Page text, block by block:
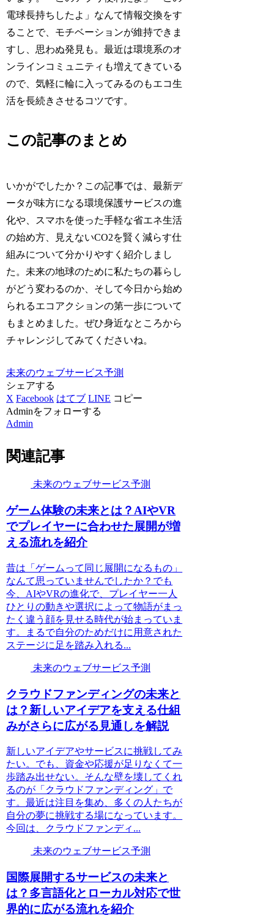
電球長持ちしたよ」なんて情報交換をす
ることで、モチベーションが維持できま
すし、思わぬ発見も。最近は環境系のオ
ンラインコミュニティも増えてきている
ので、気軽に輪に入ってみるのもエコ生
活を長続きさせるコツです。
この記事のまとめ
いかがでしたか？この記事では、最新デ
ータが味方になる環境保護サービスの進
化や、スマホを使った手軽な省エネ生活
の始め方、見えないCO2を賢く減らす仕
組みについて分かりやすく紹介しまし
た。未来の地球のために私たちの暮らし
がどう変わるのか、そして今日から始め
られるエコアクションの第一歩について
もまとめました。ぜひ身近なところから
チャレンジしてみてくださいね。
未来のウェブサービス予測
シェアする
X Facebook はてブ LINE コピー
Adminをフォローする
Admin
関連記事
未来のウェブサービス予測
ゲーム体験の未来とは？AIやVR
でプレイヤーに合わせた展開が増
える流れを紹介
昔は「ゲームって同じ展開になるもの」
なんて思っていませんでしたか？でも
今、AIやVRの進化で、プレイヤー一人
ひとりの動きや選択によって物語がまっ
たく違う顔を見せる時代が始まっていま
す。まるで自分のためだけに用意された
ステージに足を踏み入れる...
未来のウェブサービス予測
クラウドファンディングの未来と
は？新しいアイデアを支える仕組
みがさらに広がる見通しを解説
新しいアイデアやサービスに挑戦してみ
たい。でも、資金や応援が足りなくて一
歩踏み出せない。そんな壁を壊してくれ
るのが「クラウドファンディング」で
す。最近は注目を集め、多くの人たちが
自分の夢に挑戦する場になっています。
今回は、クラウドファンディ...
未来のウェブサービス予測
国際展開するサービスの未来と
は？多言語化とローカル対応で世
界的に広がる流れを紹介